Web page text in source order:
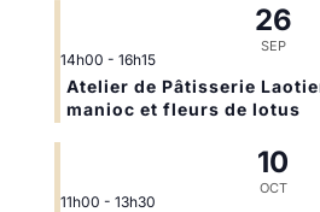
26
SEP
14h00 - 16h15
Atelier de Pâtisserie
manioc et fleurs de lotus
10
OCT
11h00 - 13h30